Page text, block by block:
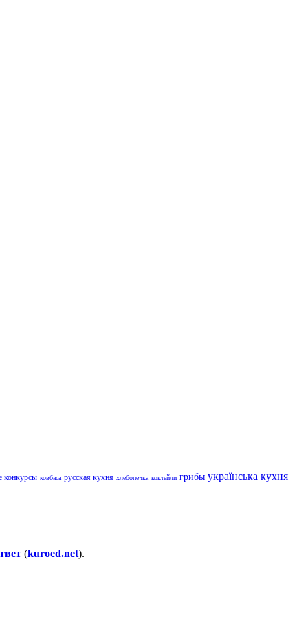
конкурсы ковбаса русская кухня хлебопечка коктейли грибы українська кухня
(kuroed.net).